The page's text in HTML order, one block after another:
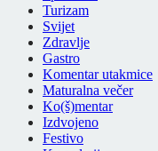
Turizam
Svijet
Zdravlje
Gastro
Komentar utakmice
Maturalna večer
Ko(š)mentar
Izdvojeno
Festivo